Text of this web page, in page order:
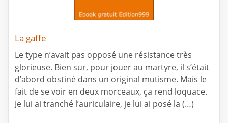
La gaffe
Le type n’avait pas opposé une résistance très
glorieuse. Bien sur, pour jouer au martyre, il s’était
d’abord obstiné dans un original mutisme. Mais le
fait de se voir en deux morceaux, ça rend loquace.
Je lui ai tranché l’auriculaire, je lui ai posé la (…)